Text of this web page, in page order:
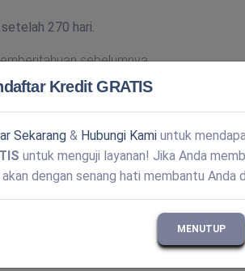
270 hari.
sebelumnya.
Kredit GRATIS
Sekarang & Hubungi Kami untuk
untuk menguji layanan! Jika Anda
dengan senang hati membantu Anda
MENUTUP